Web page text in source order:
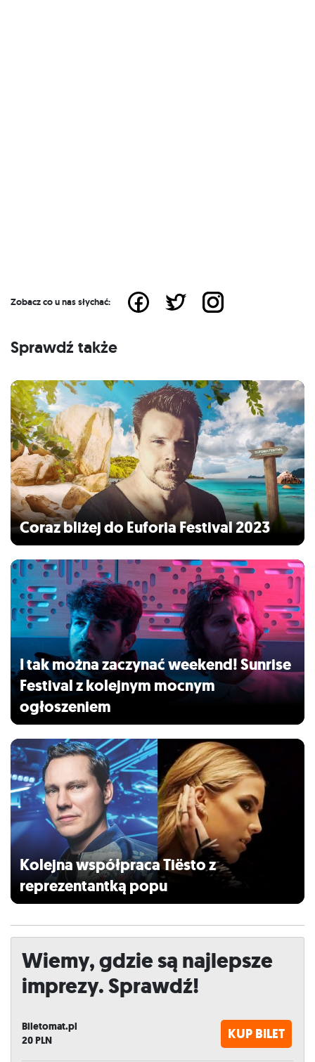
Zobacz co u nas słychać:
Sprawdź także
Coraz bliżej do Euforia Festival 2023
I tak można zaczynać weekend! Sunrise
Festival z kolejnym mocnym
ogłoszeniem
Kolejna współpraca Tiësto z
reprezentantką popu
Wiemy, gdzie są najlepsze
imprezy. Sprawdź!
Biletomat.pl
20PLN KUP BILET